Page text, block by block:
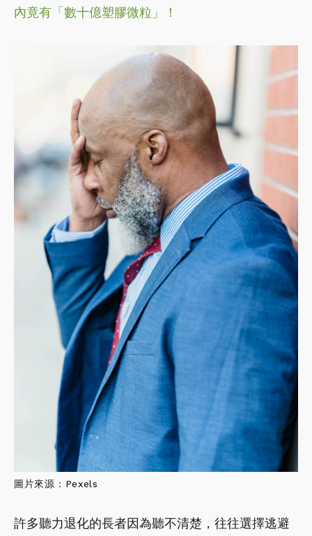
內竟有「數十億塑膠微粒」！
圖片來源： Pexels
許多聽力退化的長者因為聽不清楚，往往選擇逃避